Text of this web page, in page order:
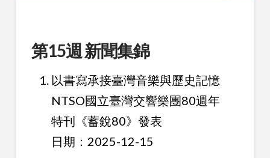
第15週 新聞集錦
以書寫承接臺灣音樂與歷史記憶
NTSO國立臺灣交響樂團80週年
特刊《蓄銳80》發表
日期：2025-12-15